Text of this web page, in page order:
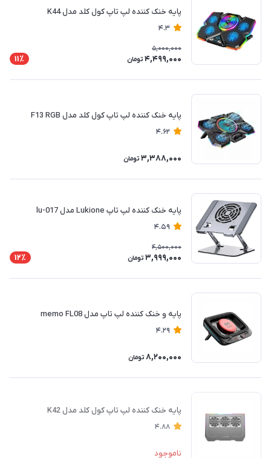
پایه خنک کننده لپ تاپ کول کلد مدل K44
4.3
5,000,000
4,499,000 تومان 11٪
پایه خنک کننده لپ تاپ کول کلد مدل F13 RGB
4.62
3,388,000 تومان
پایه خنک کننده لپ تاپ Lukione مدل lu-017
4.59
4,500,000
3,999,000 تومان 12٪
پایه و خنک کننده لپ تاپ مدل memo FL08
4.29
8,200,000 تومان
پایه خنک کننده لپ تاپ کول کلد مدل K42
4.88
ناموجود